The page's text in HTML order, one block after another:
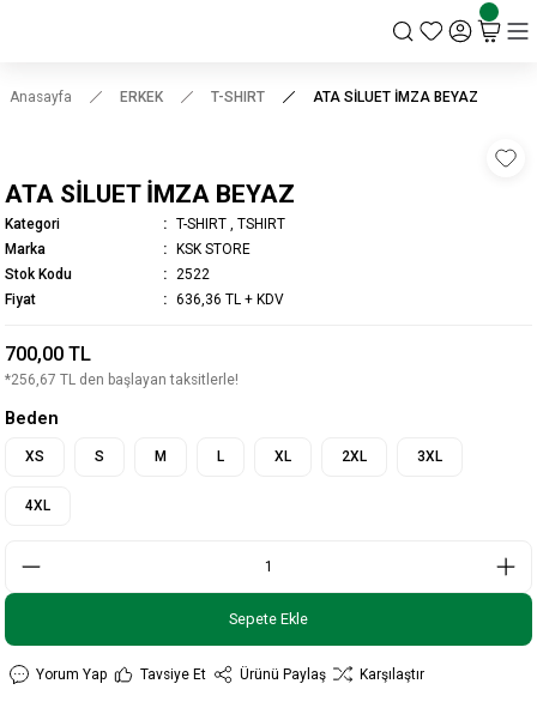
Anasayfa ERKEK T-SHIRT ATA SİLUET İMZA BEYAZ
ATA SİLUET İMZA BEYAZ
Kategori T-SHIRT
TSHIRT
Marka
KSK STORE
Stok Kodu
2522
Fiyat
636,36 TL + KDV
700,00 TL
*256,67 TL den başlayan taksitlerle!
Beden
XS S M L XL 2XL 3XL
4XL
Sepete Ekle
Yorum Yap Tavsiye Et Ürünü Paylaş Karşılaştır